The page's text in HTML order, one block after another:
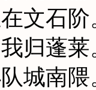
文石阶
归蓬莱
城南隈